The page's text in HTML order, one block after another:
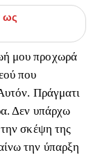
ως
μου προχωρά
που
Πράγματι
Δεν υπάρχω
σκέψη της
την ύπαρξη